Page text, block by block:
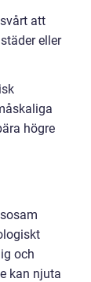
att
eller
högre
och
kan njuta